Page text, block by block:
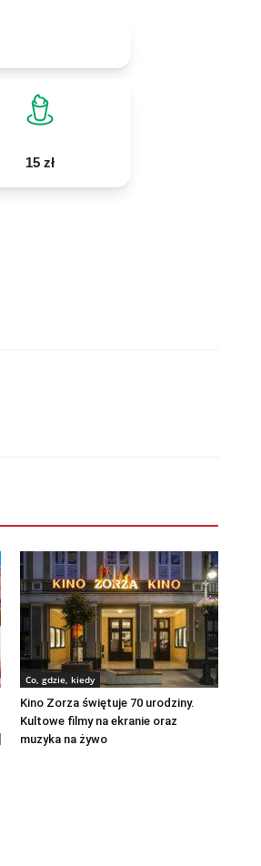
15 zł
Co, gdzie, kiedy
Kino Zorza świętuje 70 urodziny.
Kultowe filmy na ekranie oraz
muzyka na żywo